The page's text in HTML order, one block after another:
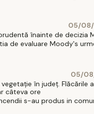
05/08/
înainte de decizia
de evaluare Moody's
05/
în județ. Flăcările
câteva ore
s-au produs in